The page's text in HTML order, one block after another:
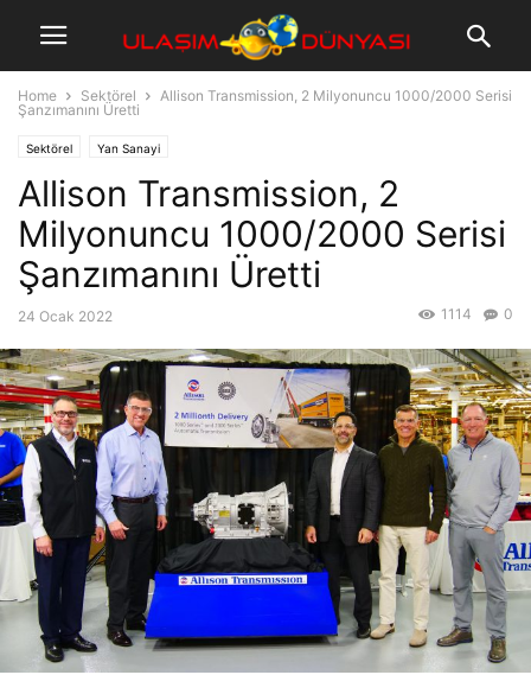
Home Sektörel
Allison Transmission, 2 Milyonuncu 1000/2000 Serisi
Şanzımanını Üretti
Sektörel Yan Sanayi
Allison Transmission, 2
Milyonuncu 1000/2000 Serisi
Şanzımanını Üretti
24 Ocak 2022 0
1114